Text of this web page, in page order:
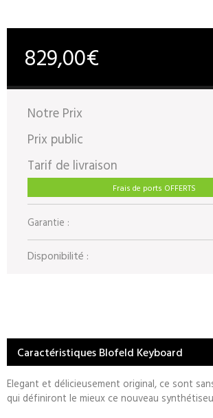
829,00€
Notre Prix
Prix public
Tarif de livraison
Frais de ports OFFERTS
Garantie :
Disponibilité :
Caractéristiques Blofeld Keyboard
Elegant et délicieusement original, ce sont
qui définiront le mieux ce nouveau